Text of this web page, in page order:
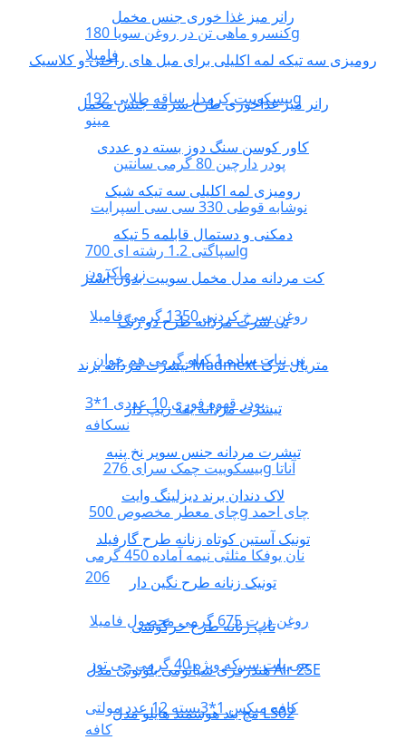
کنسرو ماهی تن در روغن سویا 180g
فامیلا
بیسکوییت کرمدار ساقه طلایی 192g
مینو
پودر دارچین 80 گرمی سانتین
نوشابه قوطی 330 سی سی اسپرایت
اسپاگتی 1.2 رشته ای 700g
زرماکرون
روغن سرخ کردنی 1350 گرمی فامیلا
نی نبات ساده 1 کیلو گرمی هم خوان
پودر قهوه فوری 10 عددی 1*3
نسکافه
بیسکوییت چمک سرای 276g آناتا
چای معطر مخصوص 500g چای احمد
نان یوفکا مثلثی نیمه آماده 450 گرمی
206
روغن ذرت 675 گرمی محصول فامیلا
چی پلت سرکه ویژه 40 گرمی چی توز
کافه میکس 1*3بسته 12 عدد مولتی
کافه
رانر میز غذا خوری جنس مخمل
رومیزی سه تیکه لمه اکلیلی برای مبل های راحتی و کلاسیک
رانر میز غذاخوری طرح سرمه جنس مخمل
کاور کوسن سنگ دوز بسته دو عددی
رومیزی لمه اکلیلی سه تیکه شیک
دمکنی و دستمال قابلمه 5 تیکه
کت مردانه مدل مخمل سوییت بدون آستر
تی شرت مردانه طرح دو رنگ
تیشرت مردانه برند Madmext متریال ترک
تیشرت مردانه یقه زیپ دار
تیشرت مردانه جنس سوپر نخ پنبه
لاک دندان برند دیزلینگ وایت
تونیک آستین کوتاه زنانه طرح گارفیلد
تونیک زنانه طرح نگین دار
تاپ زنانه طرح خرگوشی
هندزفری شیائومی بلوتوثی مدل Air 2SE
مچ بند هوشمند هایلو مدل LS02